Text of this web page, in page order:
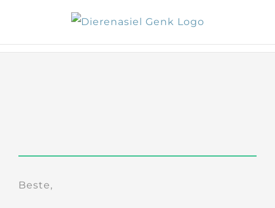
content
Beste,